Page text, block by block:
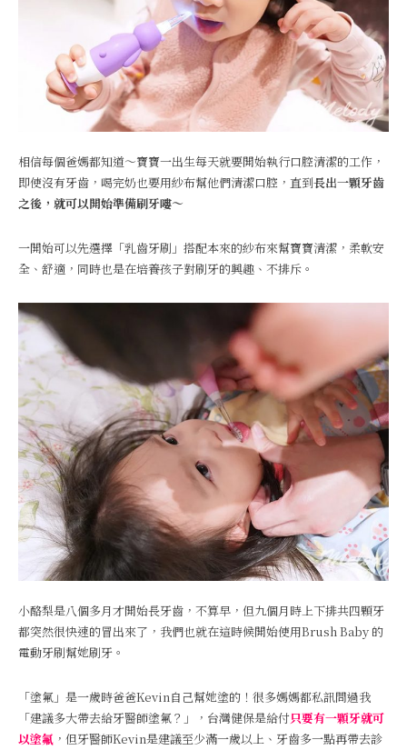
相信每個爸媽都知道～寶寶一出生每天就要開始執行口腔清潔的工作，
即使沒有牙齒，喝完奶也要用紗布幫他們清潔口腔，直到長出一顆牙齒
之後，就可以開始準備刷牙嘍～
一開始可以先選擇「乳齒牙刷」搭配本來的紗布來幫寶寶清潔，柔軟安
全、舒適，同時也是在培養孩子對刷牙的興趣、不排斥。
小酪梨是八個多月才開始長牙齒，不算早，但九個月時上下排共四顆牙
都突然很快速的冒出來了，我們也就在這時候開始使用Brush Baby 的
電動牙刷幫她刷牙。
「塗氟」是一歲時爸爸Kevin自己幫她塗的！很多媽媽都私訊問過我
「建議多大帶去給牙醫師塗氟？」，台灣健保是給付只要有一顆牙就可
以塗氟 ，但牙醫師Kevin是建議至少滿一歲以上、牙齒多一點再帶去診